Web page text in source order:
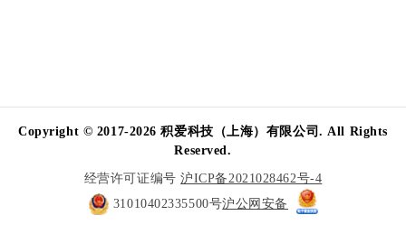
Copyright © 2017-2026 积爱科技（上海）有限公司. All Rights
Reserved.
经营许可证编号沪ICP备2021028462号-4
31010402335500号沪公网安备